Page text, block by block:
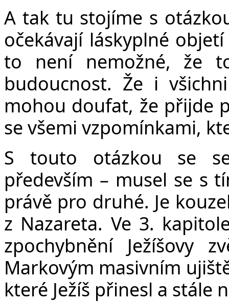
A tak tu stojíme s
očekávají láskyplné
to není nemožné, že
budoucnost. Že i
mohou doufat, že přijde
se všemi vzpomínkami,
S touto otázkou se
především – musel se s
právě pro druhé. Je
z Nazareta. Ve 3.
zpochybnění
Markovým masivním
které Ježíš přinesl a stále